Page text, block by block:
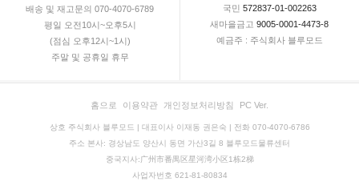
배송 및 재고문의 070-4070-6789
평일 오전10시~오후5시
(점심 오후12시~1시)
주말 및 공휴일 휴무
국민 572837-01-002263
새마을금고 9005-0001-4473-8
예금주 : 주식회사 블루모드
홈으로 이용약관 개인정보처리방침 PC Ver.
상호 주식회사 블루모드 | 대표이사 이재동 권은숙 | 전화 070-4070-6786
주소 본사: 경상남도 양산시 동면 가산3길 8 블루모드물류센터
중국지사:广州市番禺区星河湾小区1栋2梯
사업자번호 621-81-80834